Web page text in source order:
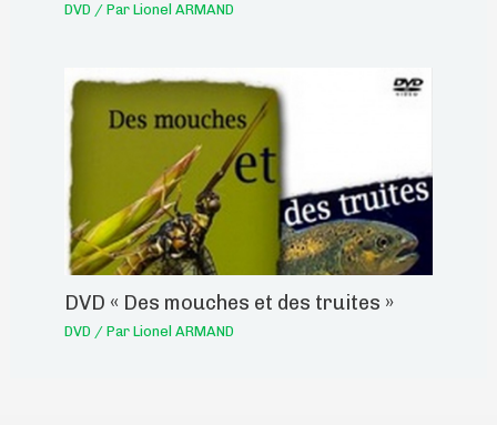
DVD / ParLionel ARMAND
DVD « Des mouches et des truites »
DVD / ParLionel ARMAND